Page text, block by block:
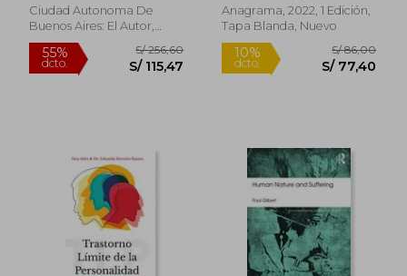
Edition)
Ciudad Autonoma De
Buenos Aires: El Autor,
2015, Tapa Blanda, Nuevo
Anagrama, 2022, 1 Edición,
Tapa Blanda, Nuevo